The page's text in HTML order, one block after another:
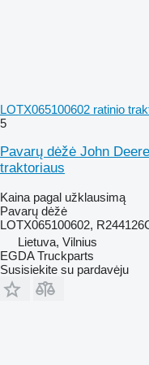
LOTX065100602 ratinio
5
Pavarų dėžė John
traktoriaus
Kaina pagal užklausimą
Pavarų dėžė
LOTX065100602,
Lietuva, Vilnius
EGDA Truckparts
Susisiekite su pardavėju